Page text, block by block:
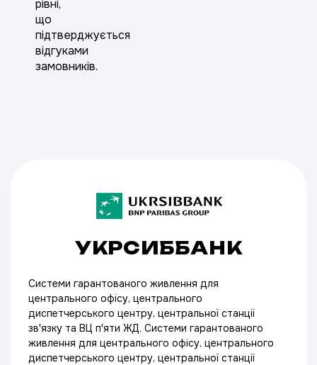
рівні,
що
підтверджується
відгуками
замовників.
УКРСИББАНК
Системи гарантованого живлення для
центрального офісу, центрального
диспетчерського центру, центральної станції
зв'язку та ВЦ п'яти ЖД. Системи гарантованого
живлення для центрального офісу, центрального
диспетчерського центру, центральної станції